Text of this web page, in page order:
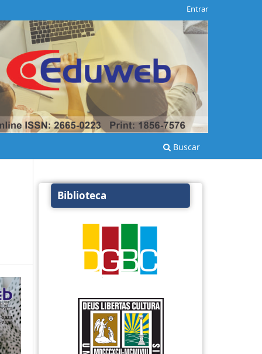
Buscar
Entrar
Biblioteca